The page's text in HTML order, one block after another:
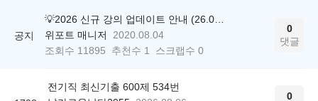
공지
위포트 매니저
2020.08.04
조회수 11895 추천수 1 스크랩수 0
0
댓글
전기직 최신기출 600제 534번
0